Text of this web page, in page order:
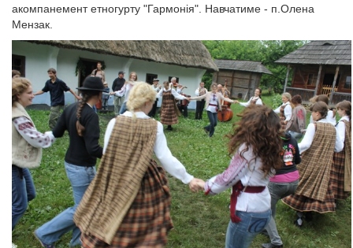
акомпанемент етногурту "Гармонія". Навчатиме - п.Олена
Мензак.